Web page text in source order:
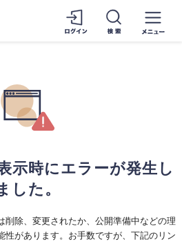
示時にエラーが発生し
した。
削除、変更されたか、公開準備中などの理
性があります。お手数ですが、下記のリン